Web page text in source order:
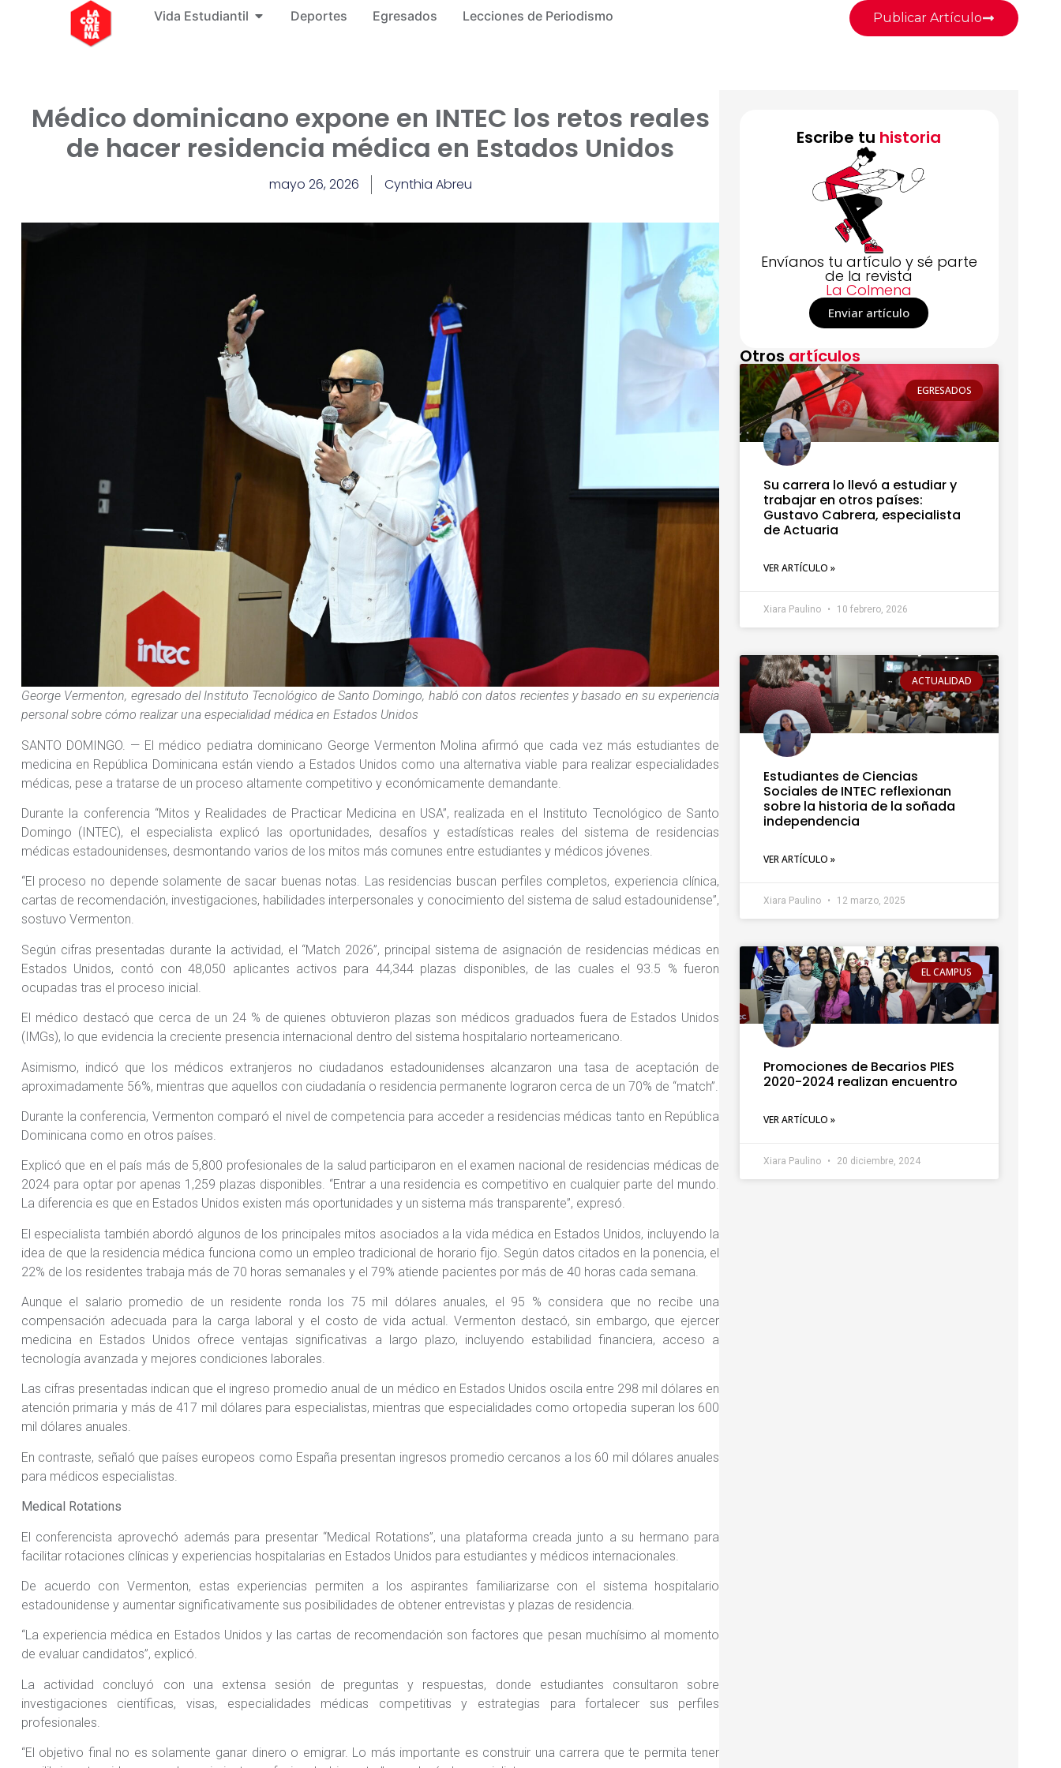
Vida Estudiantil Deportes Egresados Lecciones de Periodismo Publicar Artículo
Médico dominicano expone en INTEC los retos reales
de hacer residencia médica en Estados Unidos
mayo 26, 2026 Cynthia Abreu
George Vermenton, egresado del Instituto Tecnológico de Santo Domingo, habló con datos recientes y basado en su experiencia
personal sobre cómo realizar una especialidad médica en Estados Unidos
SANTO DOMINGO. — El médico pediatra dominicano George Vermenton Molina afirmó que cada vez más estudiantes de
medicina en República Dominicana están viendo a Estados Unidos como una alternativa viable para realizar especialidades
médicas, pese a tratarse de un proceso altamente competitivo y económicamente demandante.
Durante la conferencia “Mitos y Realidades de Practicar Medicina en USA”, realizada en el Instituto Tecnológico de Santo
Domingo (INTEC), el especialista explicó las oportunidades, desafíos y estadísticas reales del sistema de residencias
médicas estadounidenses, desmontando varios de los mitos más comunes entre estudiantes y médicos jóvenes.
“El proceso no depende solamente de sacar buenas notas. Las residencias buscan perfiles completos, experiencia clínica,
cartas de recomendación, investigaciones, habilidades interpersonales y conocimiento del sistema de salud estadounidense”,
sostuvo Vermenton.
Según cifras presentadas durante la actividad, el “Match 2026”, principal sistema de asignación de residencias médicas en
Estados Unidos, contó con 48,050 aplicantes activos para 44,344 plazas disponibles, de las cuales el 93.5 % fueron
ocupadas tras el proceso inicial.
El médico destacó que cerca de un 24 % de quienes obtuvieron plazas son médicos graduados fuera de Estados Unidos
(IMGs), lo que evidencia la creciente presencia internacional dentro del sistema hospitalario norteamericano.
Asimismo, indicó que los médicos extranjeros no ciudadanos estadounidenses alcanzaron una tasa de aceptación de
aproximadamente 56%, mientras que aquellos con ciudadanía o residencia permanente lograron cerca de un 70% de “match”.
Durante la conferencia, Vermenton comparó el nivel de competencia para acceder a residencias médicas tanto en República
Dominicana como en otros países.
Explicó que en el país más de 5,800 profesionales de la salud participaron en el examen nacional de residencias médicas de
2024 para optar por apenas 1,259 plazas disponibles. “Entrar a una residencia es competitivo en cualquier parte del mundo.
La diferencia es que en Estados Unidos existen más oportunidades y un sistema más transparente”, expresó.
El especialista también abordó algunos de los principales mitos asociados a la vida médica en Estados Unidos, incluyendo la
idea de que la residencia médica funciona como un empleo tradicional de horario fijo. Según datos citados en la ponencia, el
22% de los residentes trabaja más de 70 horas semanales y el 79% atiende pacientes por más de 40 horas cada semana.
Aunque el salario promedio de un residente ronda los 75 mil dólares anuales, el 95 % considera que no recibe una
compensación adecuada para la carga laboral y el costo de vida actual. Vermenton destacó, sin embargo, que ejercer
medicina en Estados Unidos ofrece ventajas significativas a largo plazo, incluyendo estabilidad financiera, acceso a
tecnología avanzada y mejores condiciones laborales.
Las cifras presentadas indican que el ingreso promedio anual de un médico en Estados Unidos oscila entre 298 mil dólares en
atención primaria y más de 417 mil dólares para especialistas, mientras que especialidades como ortopedia superan los 600
mil dólares anuales.
En contraste, señaló que países europeos como España presentan ingresos promedio cercanos a los 60 mil dólares anuales
para médicos especialistas.
Medical Rotations
El conferencista aprovechó además para presentar “Medical Rotations”, una plataforma creada junto a su hermano para
facilitar rotaciones clínicas y experiencias hospitalarias en Estados Unidos para estudiantes y médicos internacionales.
De acuerdo con Vermenton, estas experiencias permiten a los aspirantes familiarizarse con el sistema hospitalario
estadounidense y aumentar significativamente sus posibilidades de obtener entrevistas y plazas de residencia.
“La experiencia médica en Estados Unidos y las cartas de recomendación son factores que pesan muchísimo al momento
de evaluar candidatos”, explicó.
La actividad concluyó con una extensa sesión de preguntas y respuestas, donde estudiantes consultaron sobre
investigaciones científicas, visas, especialidades médicas competitivas y estrategias para fortalecer sus perfiles
profesionales.
“El objetivo final no es solamente ganar dinero o emigrar. Lo más importante es construir una carrera que te permita tener
Escribe tu historia
Envíanos tu artículo y sé parte
de la revista
La Colmena
Enviar artículo
Otros artículos
EGRESADOS
Su carrera lo llevó a estudiar y
trabajar en otros países:
Gustavo Cabrera, especialista
de Actuaria
VER ARTÍCULO »
Xiara Paulino 10 febrero, 2026
ACTUALIDAD
Estudiantes de Ciencias
Sociales de INTEC reflexionan
sobre la historia de la soñada
independencia
VER ARTÍCULO »
Xiara Paulino 12 marzo, 2025
EL CAMPUS
Promociones de Becarios PIES
2020-2024 realizan encuentro
VER ARTÍCULO »
Xiara Paulino 20 diciembre, 2024